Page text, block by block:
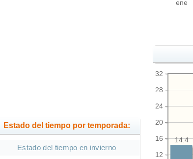
ene
12
16
20
24
28
32
14.4
Estado del tiempo por temporada:
Estado del tiempo en invierno